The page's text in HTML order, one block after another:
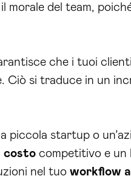
del team,
che i tuoi
Ciò si traduce in un
startup o
costo competitivo e un
nel tuo workflow